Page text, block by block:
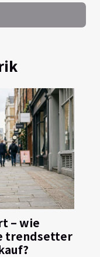
– wie
trendsetter